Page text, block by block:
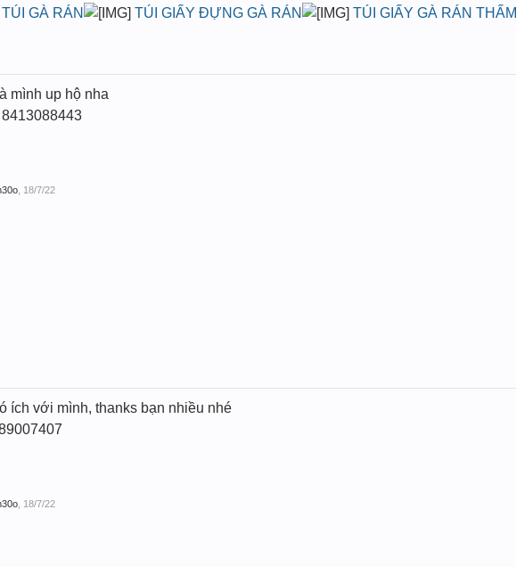
TÚI GÀ RÁN
TÚI GIẤY ĐỰNG GÀ RÁN TÚI GIẤY GÀ RÁN
mình up hộ nha
18/7/22
ích với mình, thanks bạn nhiều nhé
18/7/22